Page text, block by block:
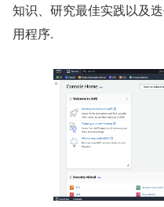
知识、研究最佳实践以及
用程序.